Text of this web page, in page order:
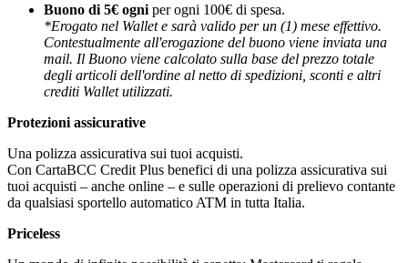
Buono di 5€ ogni per ogni 100€ di spesa.
*Erogato nel Wallet e sarà valido per un (1) mese effettivo.
Contestualmente all'erogazione del buono viene inviata una
mail. Il Buono viene calcolato sulla base del prezzo totale
degli articoli dell'ordine al netto di spedizioni, sconti e altri
crediti Wallet utilizzati.
Protezioni assicurative
Una polizza assicurativa sui tuoi acquisti.
Con CartaBCC Credit Plus benefici di una polizza assicurativa sui
tuoi acquisti – anche online – e sulle operazioni di prelievo contante
da qualsiasi sportello automatico ATM in tutta Italia.
Priceless